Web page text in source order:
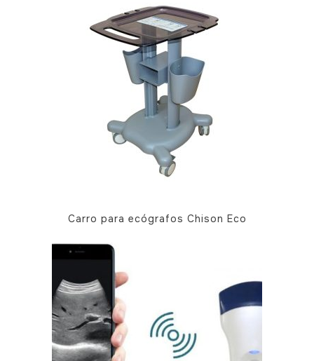
Carro para ecógrafos Chison Eco